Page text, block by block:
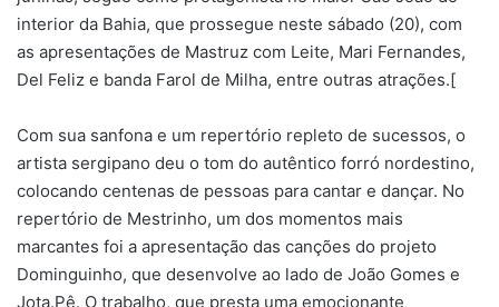
interior da Bahia, que prossegue neste sábado (20), com
as apresentações de Mastruz com Leite, Mari Fernandes,
Del Feliz e banda Farol de Milha, entre outras atrações.[
Com sua sanfona e um repertório repleto de sucessos, o
artista sergipano deu o tom do autêntico forró nordestino,
colocando centenas de pessoas para cantar e dançar. No
repertório de Mestrinho, um dos momentos mais
marcantes foi a apresentação das canções do projeto
Dominguinho, que desenvolve ao lado de João Gomes e
Jota.Pê. O trabalho, que presta uma emocionante